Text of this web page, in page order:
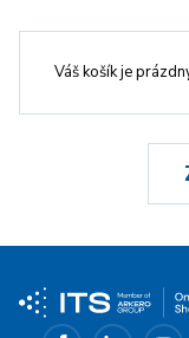
Váš košík je